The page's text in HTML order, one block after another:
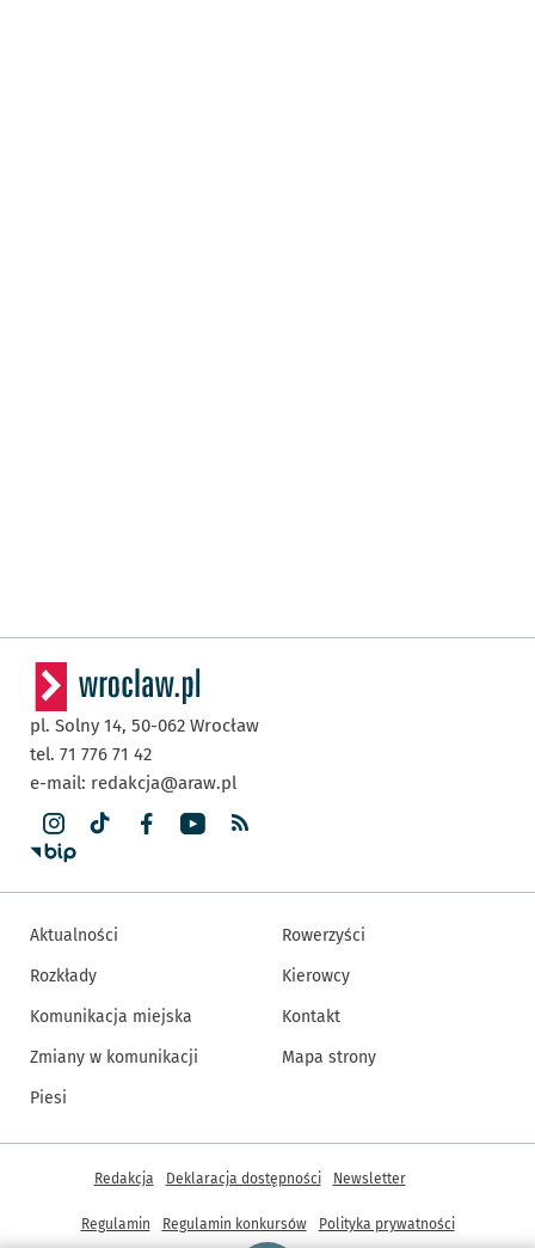
pl. Solny 14, 50-062 Wrocław
tel. 71 776 71 42
e-mail: redakcja@araw.pl
Aktualności
Rozkłady
Komunikacja miejska
Zmiany w komunikacji
Piesi
Rowerzyści
Kierowcy
Kontakt
Mapa strony
Inne informacje
Redakcja Deklaracja dostępności Newsletter
Regulamin Regulamin konkursów Polityka prywatności